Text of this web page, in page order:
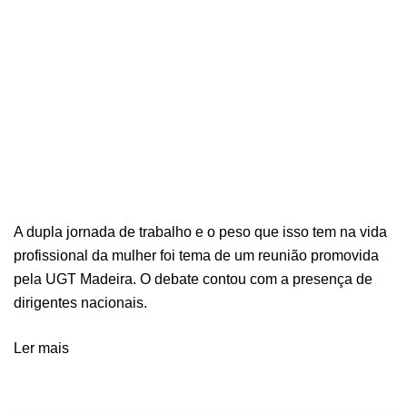
A dupla jornada de trabalho e o peso que isso tem na vida
profissional da mulher foi tema de um reunião promovida
pela UGT Madeira. O debate contou com a presença de
dirigentes nacionais.
Ler mais